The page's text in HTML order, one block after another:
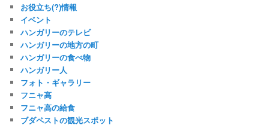
お役立ち(?)情報
イベント
ハンガリーのテレビ
ハンガリーの地方の町
ハンガリーの食べ物
ハンガリー人
フォト・ギャラリー
フニャ高
フニャ高の給食
ブダペストの観光スポット